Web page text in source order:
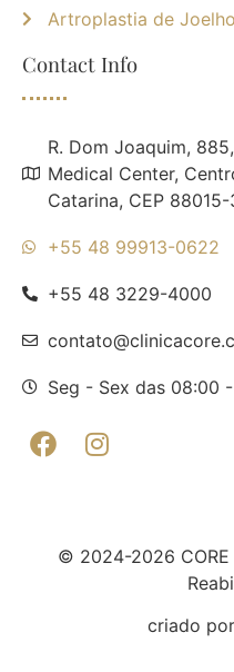
Artroplastia de Joelho
Contact Info
R. Dom Joaquim,
Medical Center,
Catarina, CEP 88015-
+55 48 99913-0622
+55 48 3229-4000
Seg - Sex das 08:00
© 2024-2026
criado por